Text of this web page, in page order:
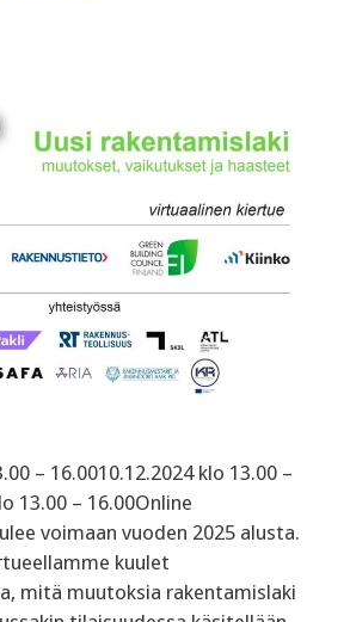
– 16.0010.12.2024 klo 13.00 –
13.00 – 16.00Online
voimaan vuoden 2025 alusta.
kuulet
mitä muutoksia rakentamislaki